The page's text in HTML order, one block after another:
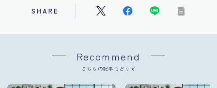
SHARE
Recommend
こちらの記事もどうぞ